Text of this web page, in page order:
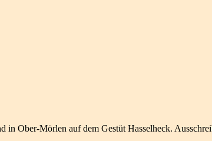
in Ober-Mörlen auf dem Gestüt Hasselheck.